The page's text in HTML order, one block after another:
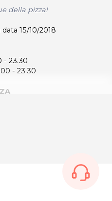
della pizza!
15/10/2018
- 23.30
- 23.30